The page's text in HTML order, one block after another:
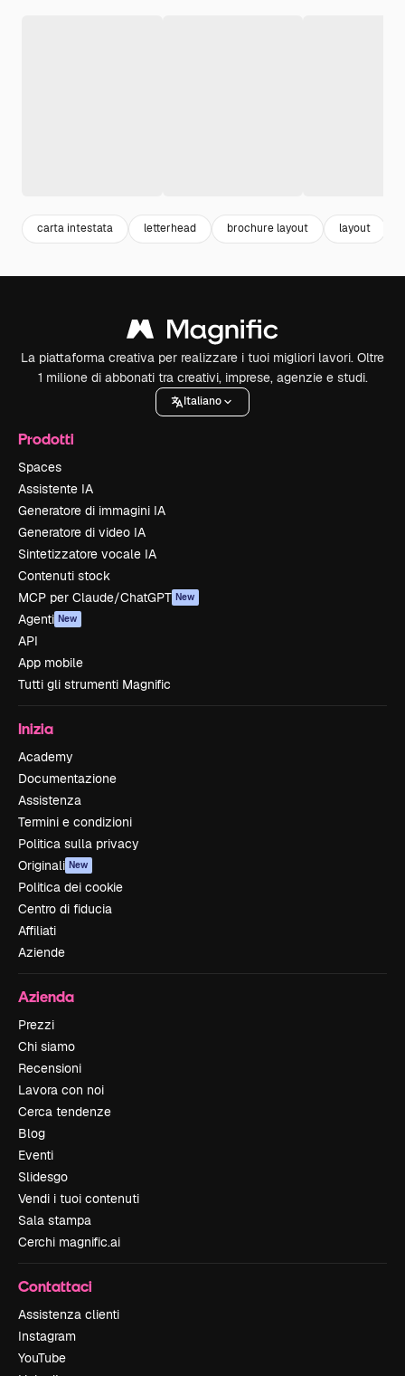
carta intestata letterhead brochure layout layout
La piattaforma creativa per realizzare i tuoi migliori lavori. Oltre
1 milione di abbonati tra creativi, imprese, agenzie e studi.
Italiano
Prodotti
Spaces
Assistente IA
Generatore di immagini IA
Generatore di video IA
Sintetizzatore vocale IA
Contenuti stock
MCP per Claude/ChatGPT New
Agenti New
API
App mobile
Tutti gli strumenti Magnific
Inizia
Academy
Documentazione
Assistenza
Termini e condizioni
Politica sulla privacy
Originali New
Politica dei cookie
Centro di fiducia
Affiliati
Aziende
Azienda
Prezzi
Chi siamo
Recensioni
Lavora con noi
Cerca tendenze
Blog
Eventi
Slidesgo
Vendi i tuoi contenuti
Sala stampa
Cerchi magnific.ai
Contattaci
Assistenza clienti
Instagram
YouTube